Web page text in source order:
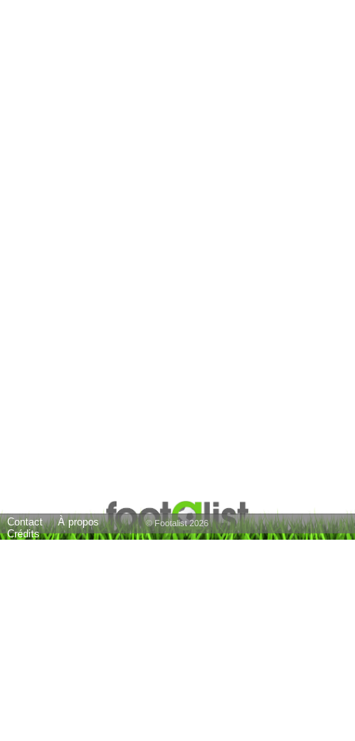
Contact
À propos
Crédits
© Footalist 2026